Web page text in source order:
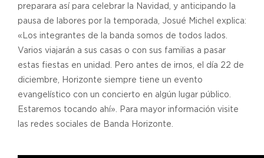
preparara así para celebrar la Navidad, y anticipando la
pausa de labores por la temporada, Josué Michel explica:
«Los integrantes de la banda somos de todos lados.
Varios viajarán a sus casas o con sus familias a pasar
estas fiestas en unidad. Pero antes de irnos, el día 22 de
diciembre, Horizonte siempre tiene un evento
evangelístico con un concierto en algún lugar público.
Estaremos tocando ahí». Para mayor información visite
las redes sociales de Banda Horizonte.